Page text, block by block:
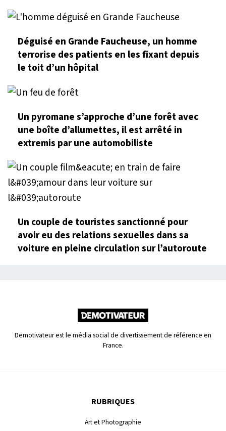
Déguisé en Grande Faucheuse, un homme
terrorise des patients en les fixant depuis
le toit d’un hôpital
Un pyromane s’approche d’une forêt avec
une boîte d’allumettes, il est arrêté in
extremis par une automobiliste
Un couple de touristes sanctionné pour
avoir eu des relations sexuelles dans sa
voiture en pleine circulation sur l’autoroute
Demotivateur est le média social de divertissement de référence en
France.
RUBRIQUES
Art et Photographie